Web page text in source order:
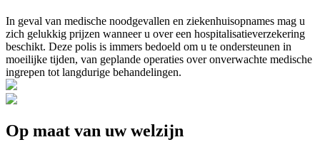
In geval van medische noodgevallen en ziekenhuisopnames mag u
zich gelukkig prijzen wanneer u over een hospitalisatieverzekering
beschikt. Deze polis is immers bedoeld om u te ondersteunen in
moeilijke tijden, van geplande operaties over onverwachte medische
ingrepen tot langdurige behandelingen.
Op maat van uw welzijn